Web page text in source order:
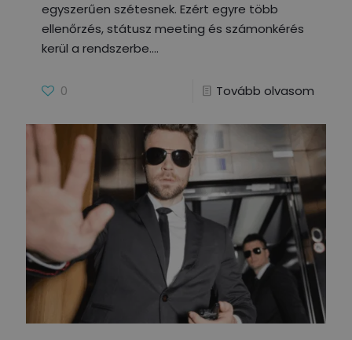
egyszerűen szétesnek. Ezért egyre több
ellenőrzés, státusz meeting és számonkérés
kerül a rendszerbe.
0 Tovább olvasom